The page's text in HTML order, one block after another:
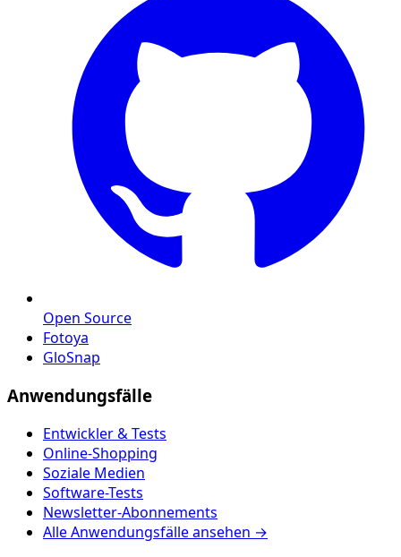
Open Source
Fotoya
GloSnap
Anwendungsfälle
Entwickler & Tests
Online-Shopping
Soziale Medien
Software-Tests
Newsletter-Abonnements
Alle Anwendungsfälle ansehen →